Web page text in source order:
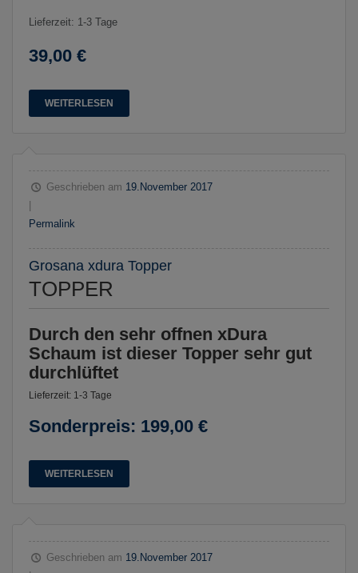
Lieferzeit: 1-3 Tage
39,00 €
WEITERLESEN
Geschrieben am 19.November 2017
Permalink
Grosana xdura Topper
TOPPER
Durch den sehr offnen xDura
Schaum ist dieser Topper sehr gut
durchlüftet
Lieferzeit: 1-3 Tage
Sonderpreis: 199,00 €
WEITERLESEN
Geschrieben am 19.November 2017